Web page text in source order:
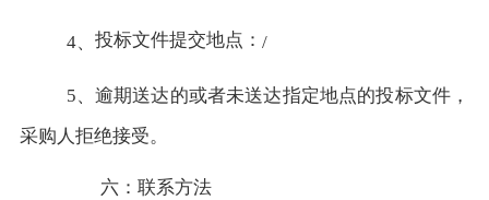
4、 投标文件提交地点： /
5、逾期送达的或者未送达指定地点的投标文件，
采购人拒绝接受。
六：联系方法